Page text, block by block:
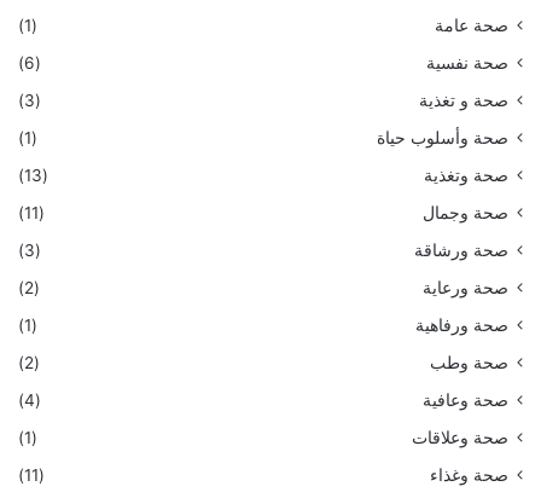
صحة عامة
(1)
صحة نفسية
(6)
صحة و تغذية
(3)
صحة وأسلوب حياة
(1)
صحة وتغذية
(13)
صحة وجمال
(11)
صحة ورشاقة
(3)
صحة ورعاية
(2)
صحة ورفاهية
(1)
صحة وطب
(2)
صحة وعافية
(4)
صحة وعلاقات
(1)
صحة وغذاء
(11)